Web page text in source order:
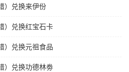
）兑换来伊份
）兑换红宝石卡
）兑换元祖食品
）兑换功德林劵